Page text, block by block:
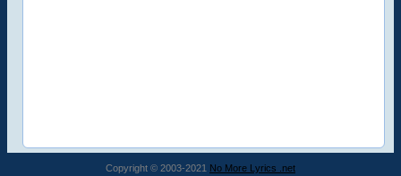
Copyright © 2003-2021 No More Lyrics .net